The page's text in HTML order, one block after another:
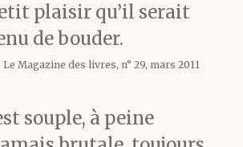
plaisir qu’il serait
de bouder.
Le Magazine des livres, n° 29, mars 2011
souple, à peine